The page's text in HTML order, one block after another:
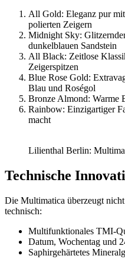
All Gold: Eleganz pur
polierten Zeigern
Midnight Sky:
dunkelblauen Sandstein
All Black: Zeitlose
Zeigerspitzen
Blue Rose Gold:
Blau und Roségol
Bronze Almond: Warme
Rainbow: Einzigartiger
macht
Lilienthal Berlin:
Technische
Die Multimatica überzeugt
technisch:
Multifunktionales TMI-
Datum, Wochentag und
Saphirgehärtetes